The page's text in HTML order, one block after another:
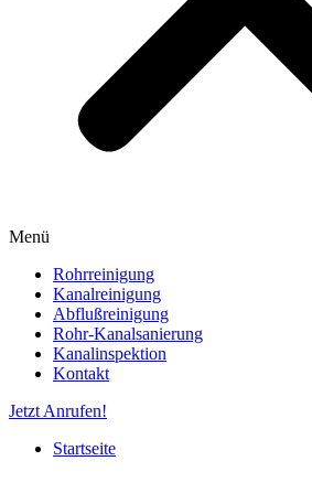
Menü
Rohrreinigung
Kanalreinigung
Abflußreinigung
Rohr-Kanalsanierung
Kanalinspektion
Kontakt
Jetzt Anrufen!
Startseite